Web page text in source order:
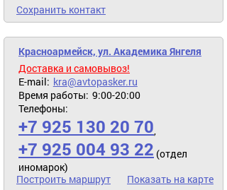
Сохранить контакт
Красноармейск, ул. Академика Янгеля
Доставка и самовывоз!
E-mail: kra@avtopasker.ru
Время работы: 9:00-20:00
Телефоны:
+7 925 130 20 70,
+7 925 004 93 22 (отдел
иномарок)
Построить маршрут
Показать на карте